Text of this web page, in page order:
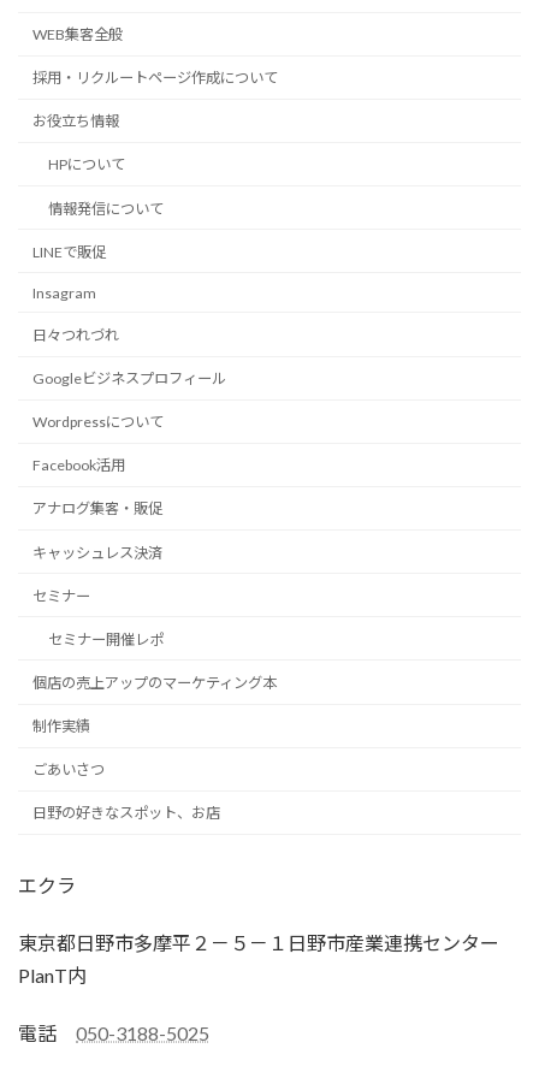
WEB集客全般
採用・リクルートページ作成について
お役立ち情報
HPについて
情報発信について
LINEで販促
Insagram
日々つれづれ
Googleビジネスプロフィール
Wordpressについて
Facebook活用
アナログ集客・販促
キャッシュレス決済
セミナー
セミナー開催レポ
個店の売上アップのマーケティング本
制作実績
ごあいさつ
日野の好きなスポット、お店
エクラ
東京都日野市多摩平２－５－１日野市産業連携センター
PlanT内
電話 050-3188-5025